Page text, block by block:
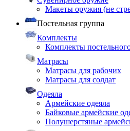
Макеты оружия (не
Постельная группа
Комплекты
Комплекты
Матрасы
Матрасы для рабочих
Матрасы для солдат
Одеяла
Армейские одеяла
Байковые армейские
Полушерстяные